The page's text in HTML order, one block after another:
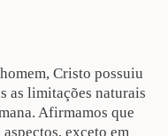
quer potestades.
Cristo possuiu
as limitações naturais
Afirmamos que
exceto em